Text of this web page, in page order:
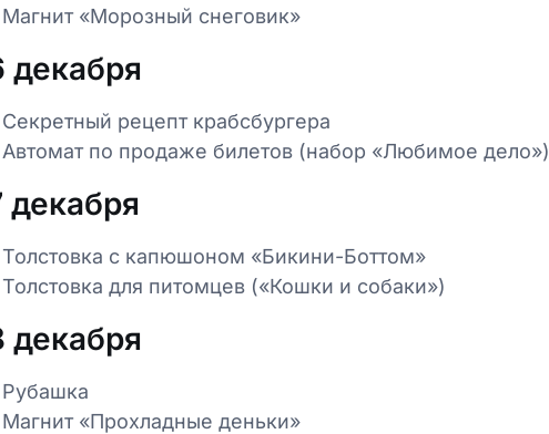
Магнит «Морозный снеговик»
декабря
Секретный рецепт крабсбургера
Автомат по продаже билетов (набор «Любимое дело»)
декабря
Толстовка с капюшоном «Бикини-Боттом»
Толстовка для питомцев («Кошки и собаки»)
декабря
Рубашка
Магнит «Прохладные деньки»